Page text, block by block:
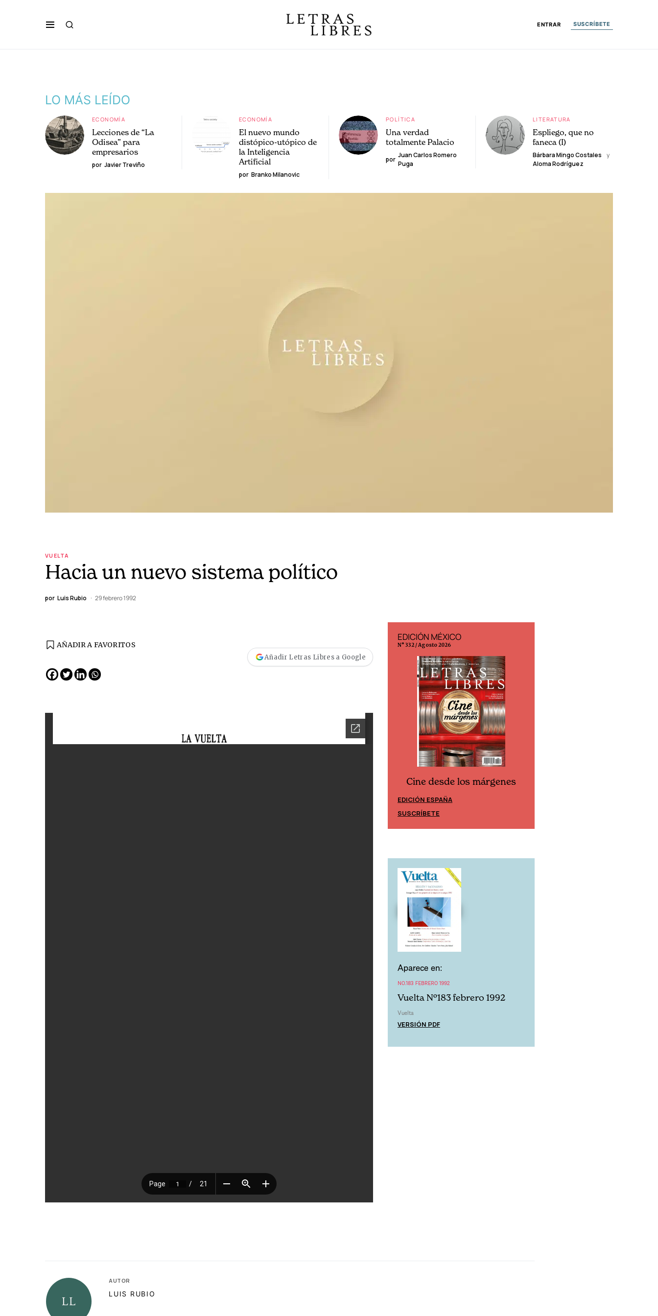
ENTRAR SUSCRÍBETE
LO MÁS LEÍDO
ECONOMÍA
Lecciones de “La
Odisea” para
empresarios
por Javier Treviño
ECONOMÍA
El nuevo mundo
distópico-utópico de
la Inteligencia
Artificial
por Branko Milanovic
POLÍTICA
Una verdad
totalmente Palacio
por
Juan Carlos Romero
Puga
LITERATURA
Espliego, que no
faneca (I)
Bárbara Mingo Costales
y
Aloma Rodríguez
VUELTA
Hacia un nuevo sistema político
por Luis Rubio 29 febrero 1992
AÑADIR A FAVORITOS
Añadir Letras Libres a Google
EDICIÓN MÉXICO
N° 332 / Agosto 2026
Cine desde los márgenes
EDICIÓN ESPAÑA
SUSCRÍBETE
Aparece en:
NO.183 FEBRERO 1992
Vuelta Nº183 febrero 1992
Vuelta
VERSIÓN PDF
AUTOR
LUIS RUBIO